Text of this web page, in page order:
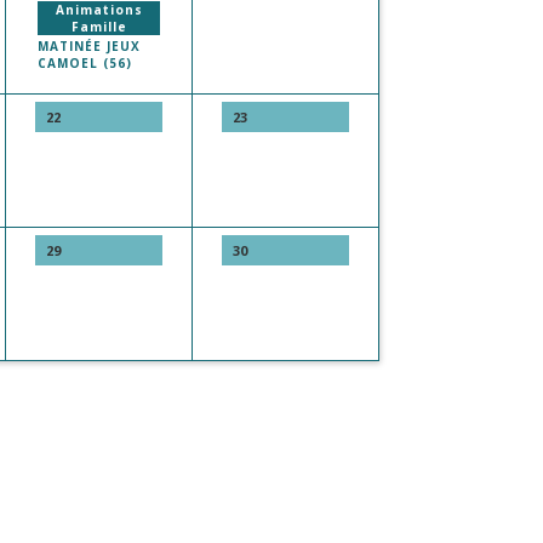
Animations
Famille
MATINÉE JEUX
CAMOEL (56)
22 23
29 30